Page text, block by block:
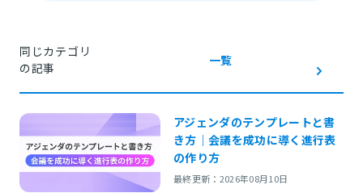
同じカテゴリ
の記事
一覧
アジェンダのテンプレートと書
き方｜会議を成功に導く進行表
の作り方
最終更新：2026年08月10日